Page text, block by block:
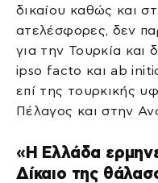
δικαίου καθώς και
ατελέσφορες, δεν
για την Τουρκία και
ipso facto και ab
επί της τουρκικής
Πέλαγος και στην
«Η Ελλάδα
Δίκαιο της